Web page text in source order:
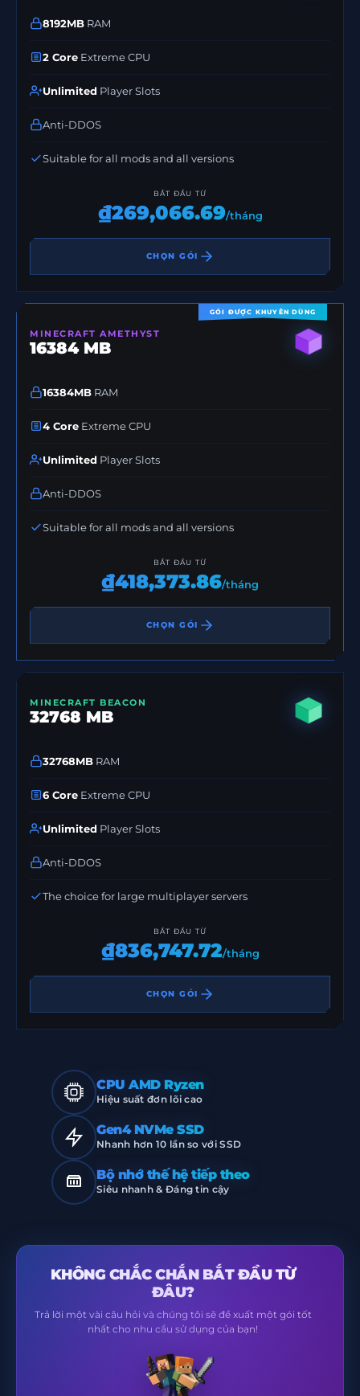
8192MB RAM
2 Core Extreme CPU
Unlimited Player Slots
Anti-DDOS
Suitable for all mods and all versions
BẮT ĐẦU TỪ
₫269,066.69/tháng
CHỌN GÓI
GÓI ĐƯỢC KHUYÊN DÙNG
MINECRAFT AMETHYST
16384 MB
16384MB RAM
4 Core Extreme CPU
Unlimited Player Slots
Anti-DDOS
Suitable for all mods and all versions
BẮT ĐẦU TỪ
₫418,373.86/tháng
CHỌN GÓI
MINECRAFT BEACON
32768 MB
32768MB RAM
6 Core Extreme CPU
Unlimited Player Slots
Anti-DDOS
The choice for large multiplayer servers
BẮT ĐẦU TỪ
₫836,747.72/tháng
CHỌN GÓI
CPU AMD Ryzen
Hiệu suất đơn lõi cao
Gen4 NVMe SSD
Nhanh hơn 10 lần so với SSD
Bộ nhớ thế hệ tiếp theo
Siêu nhanh & Đáng tin cậy
KHÔNG CHẮC CHẮN BẮT ĐẦU TỪ
ĐÂU?
Trả lời một vài câu hỏi và chúng tôi sẽ đề xuất một gói tốt
nhất cho nhu cầu sử dụng của bạn!